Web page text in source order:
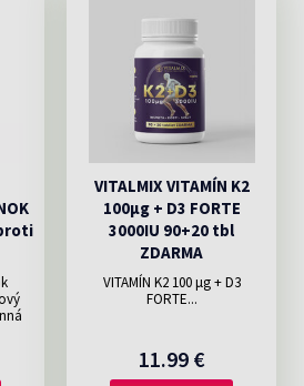
VITALMIX VITAMÍN K2
100µg + D3 FORTE
3000IU 90+20 tbl
ZDARMA
VITAMÍN K2 100 μg + D3
FORTE...
11.99 €